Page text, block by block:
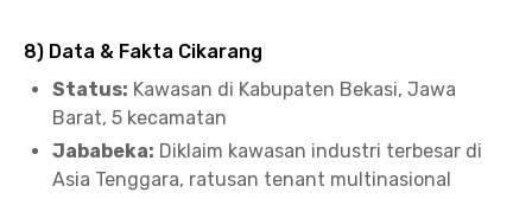
8) Data & Fakta Cikarang
Status: Kawasan di Kabupaten Bekasi, Jawa
Barat, 5 kecamatan
Jababeka: Diklaim kawasan industri terbesar di
Asia Tenggara, ratusan tenant multinasional